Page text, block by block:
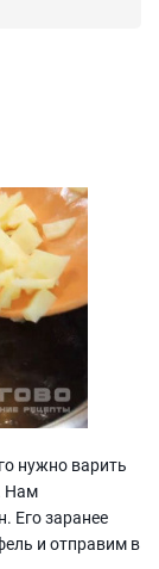
нужно варить
Нам
Его заранее
и отправим в